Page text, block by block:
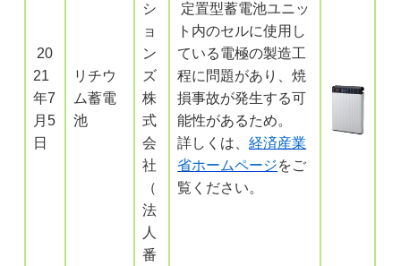
20
21
年7
月5
日
リチウ
ム蓄電
池
シ
ョ
ン
ズ
株
式
会
社
（
法
人
番
定置型蓄電池ユニッ
ト内のセルに使用し
ている電極の製造工
程に問題があり、焼
損事故が発生する可
能性があるため。
詳しくは、経済産業
省ホームページをご
覧ください。